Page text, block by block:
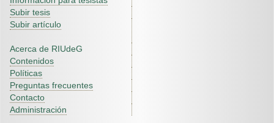
Subir tesis
Subir artículo
Acerca de RIUdeG
Contenidos
Políticas
Preguntas frecuentes
Contacto
Administración